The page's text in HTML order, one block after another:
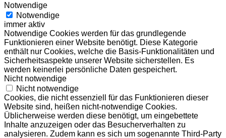
Notwendige
Notwendige
immer aktiv
Notwendige Cookies werden für das grundlegende
Funktionieren einer Website benötigt. Diese Kategorie
enthält nur Cookies, welche die Basis-Funktionalitäten und
Sicherheitsaspekte unserer Website sicherstellen. Es
werden keinerlei persönliche Daten gespeichert.
Nicht notwendige
Nicht notwendige
Cookies, die nicht essenziell für das Funktionieren dieser
Website sind, heißen nicht-notwendige Cookies.
Üblicherweise werden diese benötigt, um eingebettete
Inhalte anzuzeigen oder das Besucherverhalten zu
analysieren. Zudem kann es sich um sogenannte Third-Party